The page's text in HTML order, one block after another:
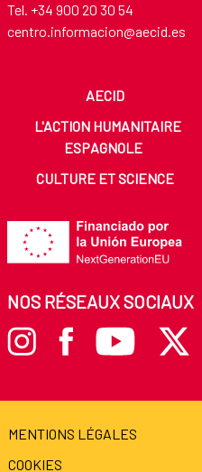
Tel. +34 900 20 30 54​​​​​​​
centro.informacion@aecid.es
AECID
L'ACTION HUMANITAIRE
ESPAGNOLE
CULTURE ET SCIENCE
NOS RÉSEAUX SOCIAUX
MENTIONS LÉGALES
COOKIES